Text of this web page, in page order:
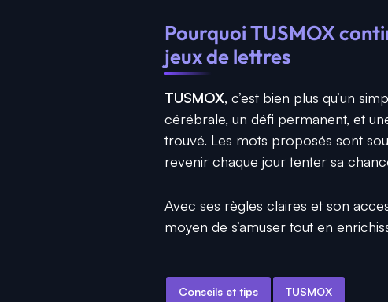
Pourquoi TUSMOX
jeux de lettres
TUSMOX, c’est bien plus qu’un
cérébrale, un défi permanent, et
trouvé. Les mots proposés sont
revenir chaque jour tenter sa
Avec ses règles claires et son
moyen de s’amuser tout en
Conseils et tips TUSMOX